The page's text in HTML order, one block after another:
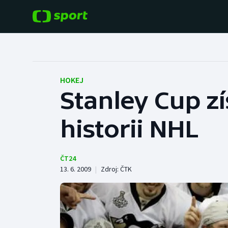
Hokej
Tenis
Cyklistika
Baseball a softbal
Basketbal
Boby a skeleton
Box
HOKEJ
Stanley Cup
historii NHL
ČT24
13. 6. 2009 | Zdroj: ČTK